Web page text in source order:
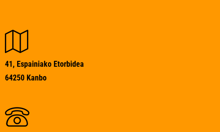
41, Espainiako Etorbidea
64250 Kanbo